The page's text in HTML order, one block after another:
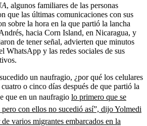
, algunos familiares de las personas
que las últimas comunicaciones con sus
sobre la hora en la que partió la lancha
hacia Corn Island, en Nicaragua, y
de tener señal, advierten que minutos
WhatsApp y las redes sociales de sus
un naufragio, ¿por qué los celulares
o cinco días después de que partió la
que en un naufragio lo primero que se
con ellos no sucedió así”, dijo Yolmedi
varios migrantes embarcados en la